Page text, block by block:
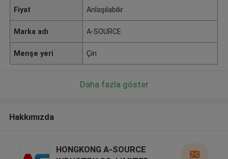
Fiyat Anlaşılabilir
Marka adı A-SOURCE
Menşe yeri Çin
Daha fazla göster
Hakkımızda
HONGKONG A-SOURCE